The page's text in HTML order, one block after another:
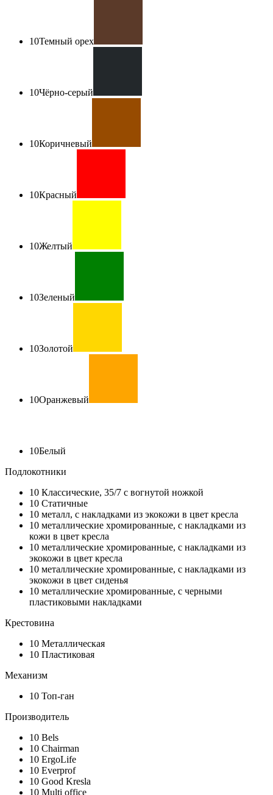
10Темный орех
10Чёрно-серый
10Коричневый
10Красный
10Желтый
10Зеленый
10Золотой
10Оранжевый
10Белый
Подлокотники
10 Классические, 35/7 с вогнутой ножкой
10 Статичные
10 металл, с накладками из экокожи в цвет кресла
10 металлические хромированные, с накладками из
кожи в цвет кресла
10 металлические хромированные, с накладками из
экокожи в цвет кресла
10 металлические хромированные, с накладками из
экокожи в цвет сиденья
10 металлические хромированные, с черными
пластиковыми накладками
Крестовина
10 Металлическая
10 Пластиковая
Механизм
10 Топ-ган
Производитель
10 Bels
10 Chairman
10 ErgoLife
10 Everprof
10 Good Kresla
10 Multi office